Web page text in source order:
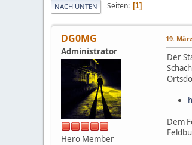
NACH UNTEN Seiten 1
DG0MG
Administrator
Hero Member
19.
Der
Dem